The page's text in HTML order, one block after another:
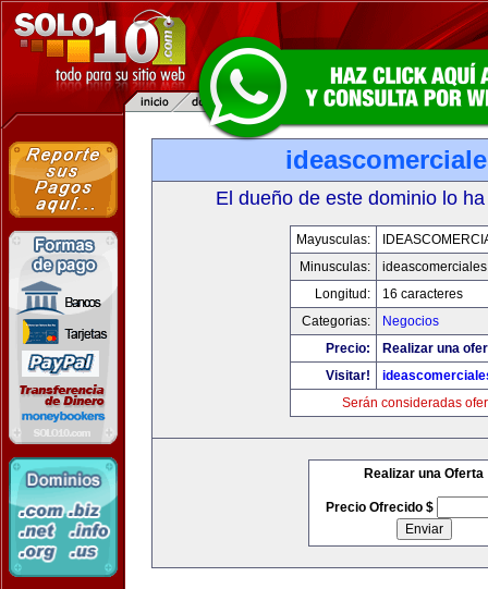
El dueño de este dominio lo
Mayusculas:
Minusculas:
Longitud:
16 caracteres
Categorias:
Negocios
Precio:
Realizar una
Visitar!
Serán consideradas
Realizar una Oferta
Precio Ofrecido $